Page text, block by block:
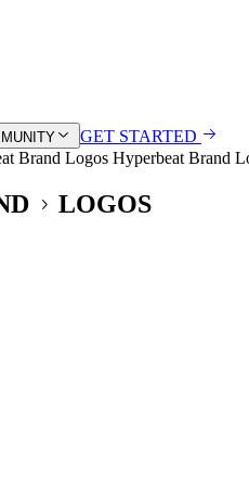
GET STARTED
Brand Logos Hyperbeat Brand
LOGOS